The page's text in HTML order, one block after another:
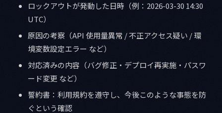
ロックアウトが発動した日時（例：2026-03-30 14:30
UTC）
原因の考察（API 使用量異常 / 不正アクセス疑い / 環
境変数設定エラー など）
対応済みの内容（バグ修正・デプロイ再実施・パスワ
ード変更 など）
誓約書：利用規約を遵守し、今後このような事態を防
ぐという確認